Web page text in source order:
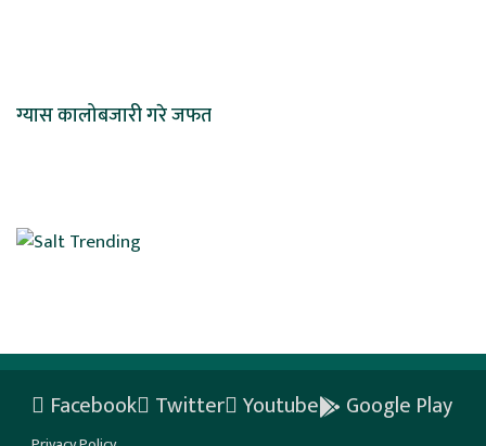
ग्यास कालोबजारी गरे जफत
Facebook Twitter Youtube Google Play